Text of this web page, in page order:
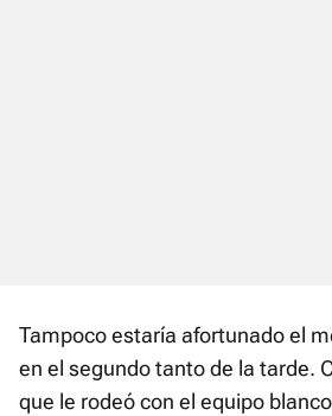
Tampoco estaría afortunado el
en el segundo tanto de la tarde.
que le rodeó con el equipo